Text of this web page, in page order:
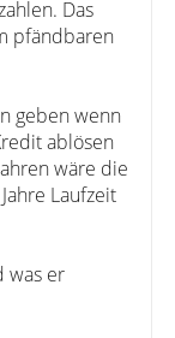
Das
pfändbaren
geben wenn
ablösen
wäre die
Laufzeit
was er